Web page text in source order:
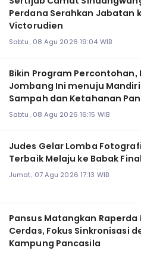
Perdana Serahkan Jabatan
Victorudien
Sabtu, 08 Agu 2026 19:04 WIB
Bikin Program Percontohan,
Jombang Ini menuju Mandiri
Sampah dan Ketahanan
Sabtu, 08 Agu 2026 16:15 WIB
Judes Gelar Lomba
Terbaik Melaju ke Babak Final
Jumat, 07 Agu 2026 17:13 WIB
Pansus Matangkan Raperda
Cerdas, Fokus Sinkronisasi
Kampung Pancasila